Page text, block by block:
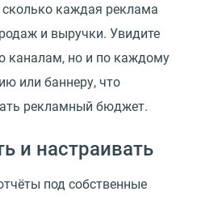
сколько каждая реклама
и выручки. Увидите
каналам, но и по каждому
или баннеру, что
рекламный бюджет.
и настраивать
под собственные